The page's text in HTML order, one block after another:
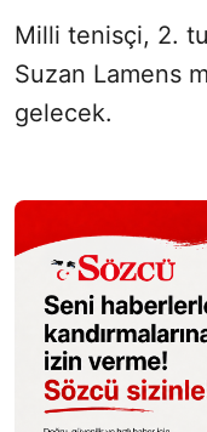
Milli tenisçi, 2.
Suzan Lamens
gelecek.